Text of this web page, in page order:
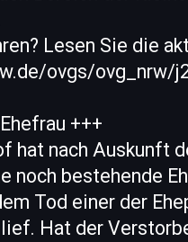
Lesen Sie die
ovgs/ovg_nrw/
+++
hat nach Auskunft
noch bestehende
Tod einer der
Hat der